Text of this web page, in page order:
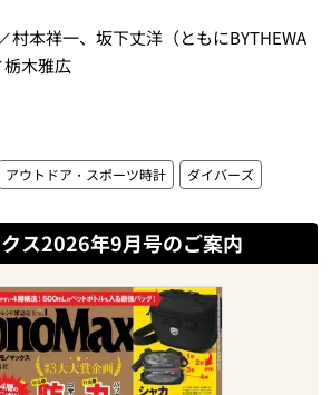
本祥一、坂下丈洋（ともにBYTHEWA
木雅広
アウトドア・スポーツ時計 ダイバーズ
ス2026年9月号のご案内